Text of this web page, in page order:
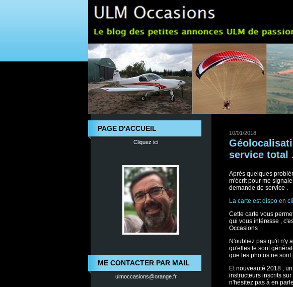
PAGE D'ACCUEIL
Cliquez ici
ME CONTACTER PAR MAIL
ulmoccasions@orange.fr
10/01/2018
service total
Après quelques
m'écrit pour me
demande de service .
La carte est dispo en
Cette carte vous
qui vous intéresse ,
Occasions .
N'oubliez pas qu'il n'y
qu'elles le sont
que les photos ne
Et nouveauté 2018 ,
instructeurs inscrits sur
n'hésitez pas à en